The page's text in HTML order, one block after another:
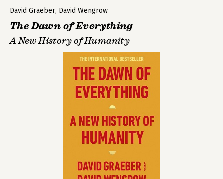
David Graeber, David Wengrow
The Dawn of Everything
A New History of Humanity